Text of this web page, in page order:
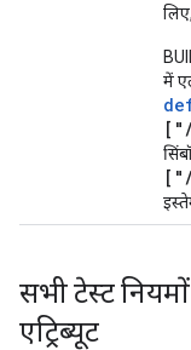
में
सभी टेस्ट
एट्रिब्यूट